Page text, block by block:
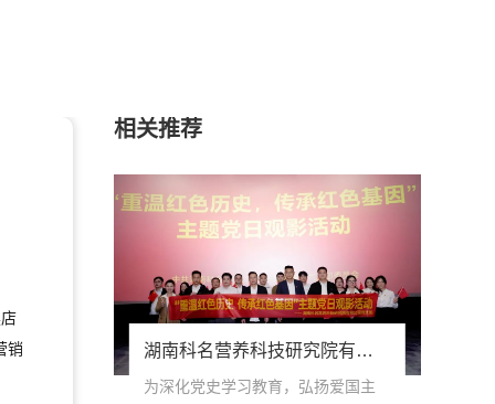
销
相关推荐
湖南科名营养科技研究院有限公司党支部开展集体观影活动
为深化党史学习教育，弘扬爱国主